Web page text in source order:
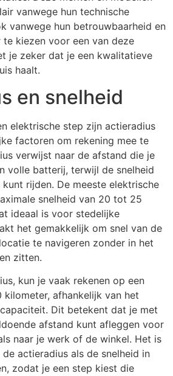
vanwege hun technische
vanwege hun betrouwbaarheid en
kiezen voor een van deze
je zeker dat je een kwalitatieve
haalt.
en snelheid
elektrische step zijn actieradius
factoren om rekening mee te
verwijst naar de afstand die je
volle batterij, terwijl de snelheid
rijden. De meeste elektrische
snelheid van 20 tot 25
ideaal is voor stedelijke
het gemakkelijk om snel van de
te navigeren zonder in het
zitten.
kun je vaak rekenen op een
afhankelijk van het
Dit betekent dat je met
afstand kunt afleggen voor
naar je werk of de winkel. Het is
actieradius als de snelheid in
zodat je een step kiest die